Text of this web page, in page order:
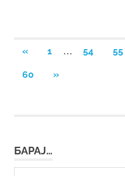
Posts
pagination
«PREVIOUS
1 … 54 55
60
NEXT
»
БАРАЈ…